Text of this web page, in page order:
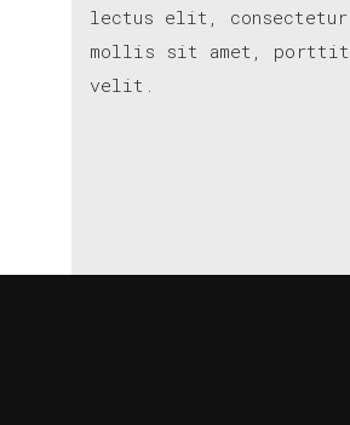
lectus elit,
mollis sit amet,
velit.